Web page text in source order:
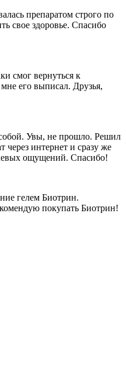
препаратом строго по
свое здоровье. Спасибо
смог вернуться к
его выписал. Друзья,
собой. Увы, не прошло. Решил
через интернет и сразу же
ощущений. Спасибо!
гелем Биотрин.
покупать Биотрин!